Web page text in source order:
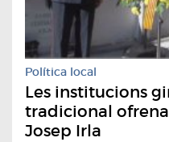
Política local
Les institucions
tradicional
Josep Irla